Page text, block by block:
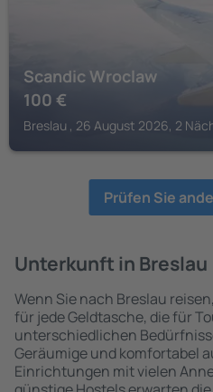
Scandic Wroclaw
100 €
Breslau , 26 August 2026, 2
Prüfen Sie
Unterkunft in Breslau
Wenn Sie nach Breslau
für jede Geldtasche, die für
unterschiedlichen
Geräumige und komfortabel
Einrichtungen mit vielen